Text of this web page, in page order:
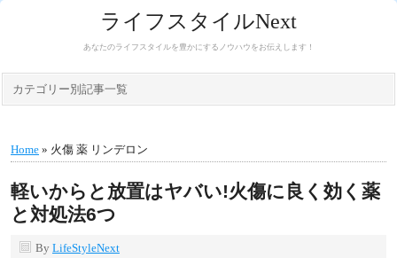
ライフスタイルNext
あなたのライフスタイルを豊かにするノウハウをお伝えします！
カテゴリー別記事一覧
Home » 火傷 薬 リンデロン
軽いからと放置はヤバい!火傷に良く効く薬
と対処法6つ
By LifeStyleNext